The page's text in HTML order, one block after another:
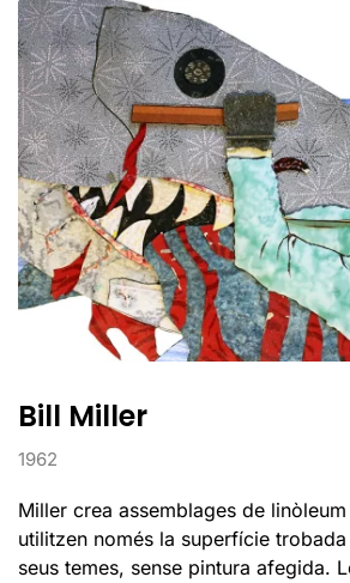
Miller
Bill Miller
1962
Miller crea assemblages de
utilitzen només la superfície
seus temes, sense pintura afegida.